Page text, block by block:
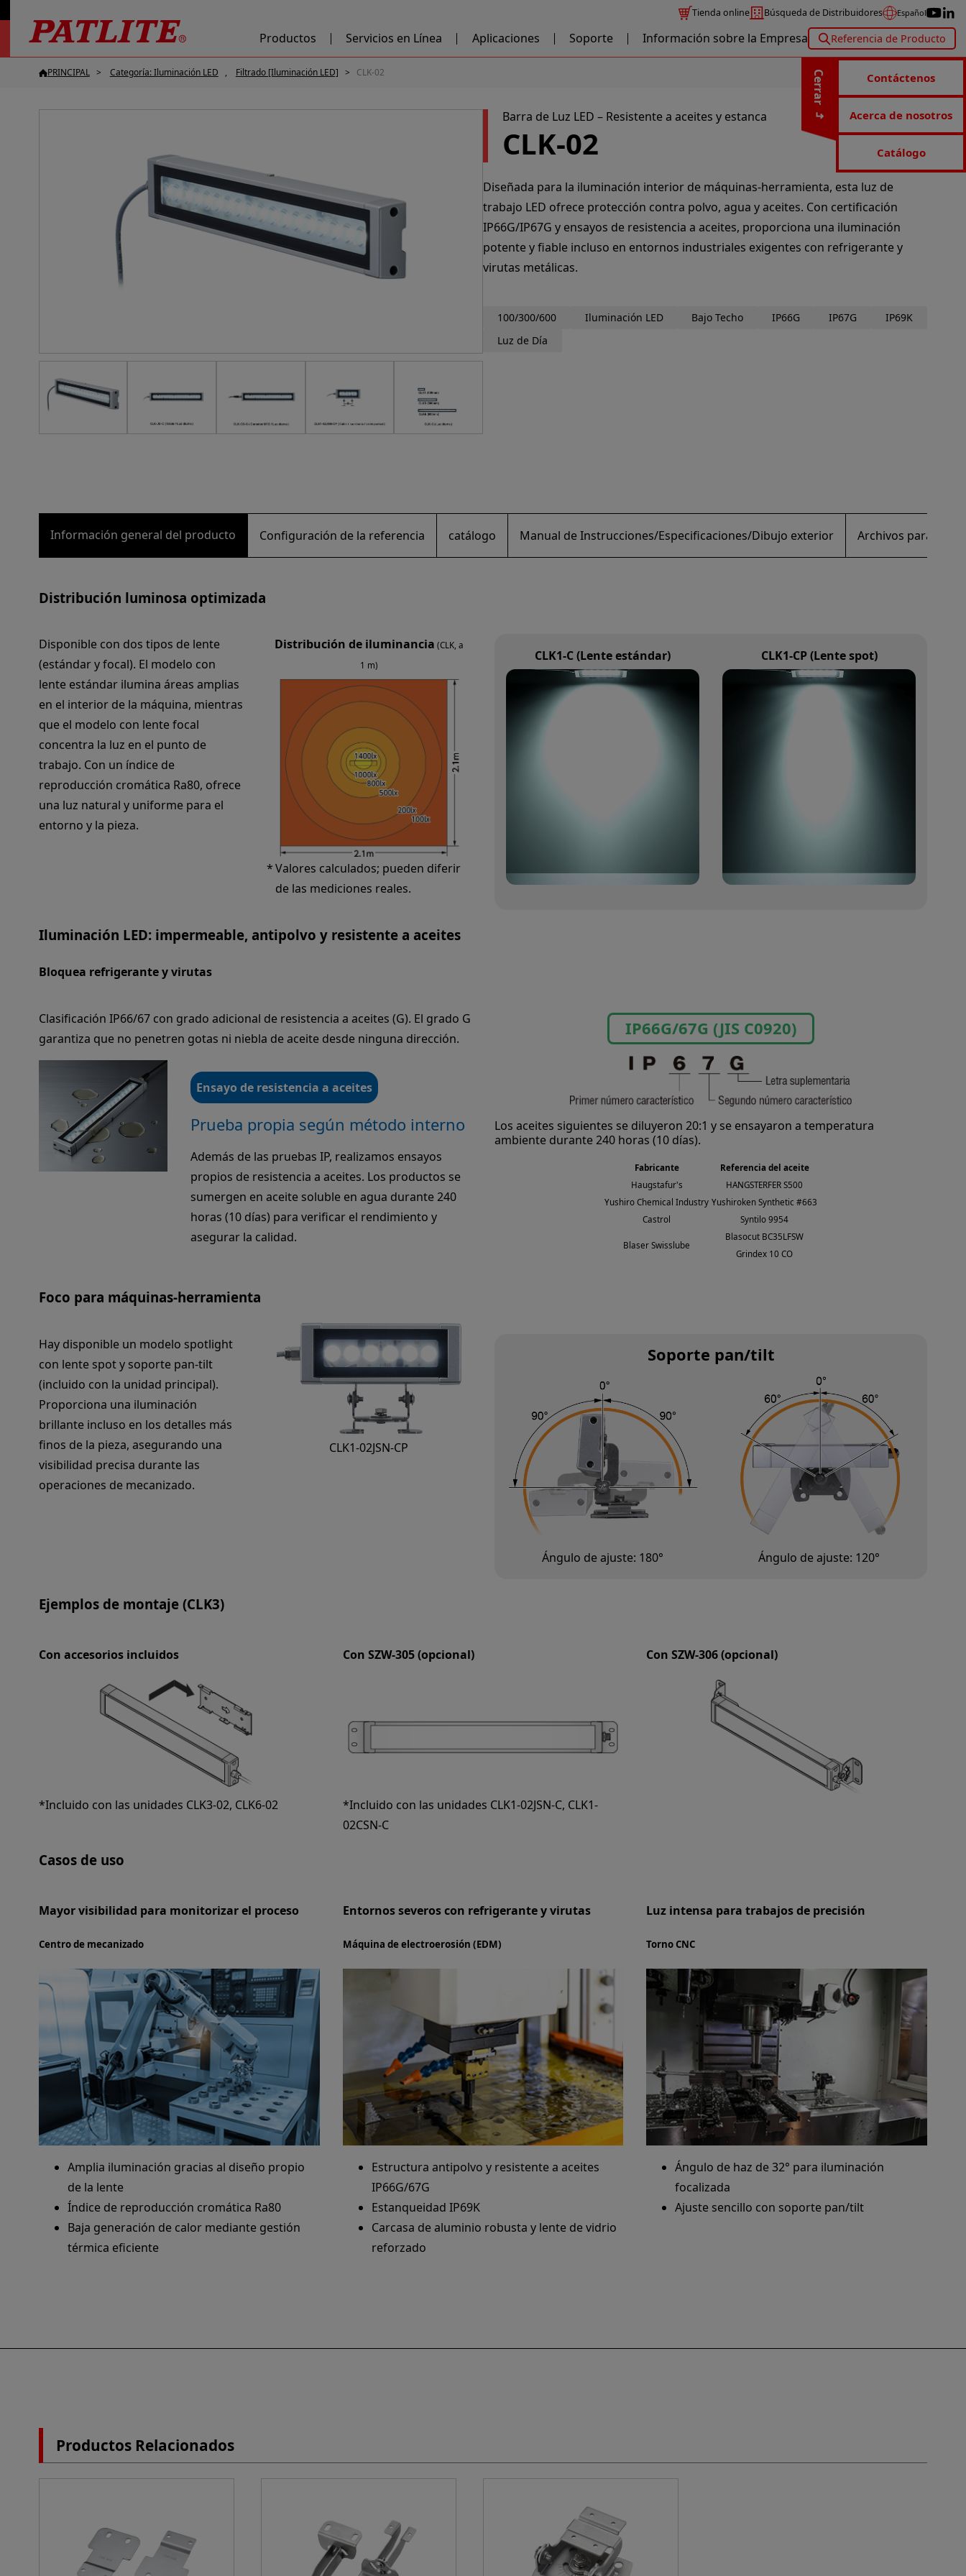
Tienda online Búsqueda de Distribuidores Español
Productos Servicios en Línea Aplicaciones Soporte Información sobre la Empresa Referencia de Producto
Cerrar Contáctenos
Acerca de nosotros
Catálogo
PRINCIPAL Categoría: Iluminación LED Filtrado [Iluminación LED] CLK-02
Barra de Luz LED – Resistente a aceites y estanca
CLK-02
Diseñada para la iluminación interior de máquinas-herramienta, esta luz de
trabajo LED ofrece protección contra polvo, agua y aceites. Con certificación
IP66G/IP67G y ensayos de resistencia a aceites, proporciona una iluminación
potente y fiable incluso en entornos industriales exigentes con refrigerante y
virutas metálicas.
100/300/600 Iluminación LED Bajo Techo IP66G IP67G
IP69K
Luz de Día
Información general del producto Configuración de la referencia catálogo Manual de Instrucciones/Especificaciones/Dibujo exterior Archivos para
Distribución luminosa optimizada
Disponible con dos tipos de lente
(estándar y focal). El modelo con
lente estándar ilumina áreas amplias
en el interior de la máquina, mientras
que el modelo con lente focal
concentra la luz en el punto de
trabajo. Con un índice de
reproducción cromática Ra80, ofrece
una luz natural y uniforme para el
entorno y la pieza.
Distribución de iluminancia (CLK, a
1 m)
Valores calculados; pueden diferir
de las mediciones reales.
CLK1-C (Lente estándar) CLK1-CP (Lente spot)
Iluminación LED: impermeable, antipolvo y resistente a aceites
Bloquea refrigerante y virutas
Clasificación IP66/67 con grado adicional de resistencia a aceites (G). El grado G
garantiza que no penetren gotas ni niebla de aceite desde ninguna dirección.
Ensayo de resistencia a aceites
Prueba propia según método interno
Además de las pruebas IP, realizamos ensayos
propios de resistencia a aceites. Los productos se
sumergen en aceite soluble en agua durante 240
horas (10 días) para verificar el rendimiento y
asegurar la calidad.
IP66G/67G (JIS C0920)
Los aceites siguientes se diluyeron 20:1 y se ensayaron a temperatura
ambiente durante 240 horas (10 días).
Fabricante
Referencia del aceite
Haugstafur's
HANGSTERFER S500
Yushiro Chemical Industry Yushiroken Synthetic #663
Castrol
Syntilo 9954
Blaser Swisslube
Blasocut BC35LFSW
Grindex 10 CO
Foco para máquinas-herramienta
Hay disponible un modelo spotlight
con lente spot y soporte pan-tilt
(incluido con la unidad principal).
Proporciona una iluminación
brillante incluso en los detalles más
finos de la pieza, asegurando una
visibilidad precisa durante las
operaciones de mecanizado.
CLK1-02JSN-CP
Soporte pan/tilt
Ángulo de ajuste: 180° Ángulo de ajuste: 120°
Ejemplos de montaje (CLK3)
Con accesorios incluidos
*Incluido con las unidades CLK3-02, CLK6-02
Con SZW-305 (opcional)
*Incluido con las unidades CLK1-02JSN-C, CLK1-
02CSN-C
Con SZW-306 (opcional)
Casos de uso
Mayor visibilidad para monitorizar el proceso
Centro de mecanizado
Amplia iluminación gracias al diseño propio
de la lente
Índice de reproducción cromática Ra80
Baja generación de calor mediante gestión
térmica eficiente
Entornos severos con refrigerante y virutas
Máquina de electroerosión (EDM)
Estructura antipolvo y resistente a aceites
IP66G/67G
Estanqueidad IP69K
Carcasa de aluminio robusta y lente de vidrio
reforzado
Luz intensa para trabajos de precisión
Torno CNC
Ángulo de haz de 32° para iluminación
focalizada
Ajuste sencillo con soporte pan/tilt
Productos Relacionados